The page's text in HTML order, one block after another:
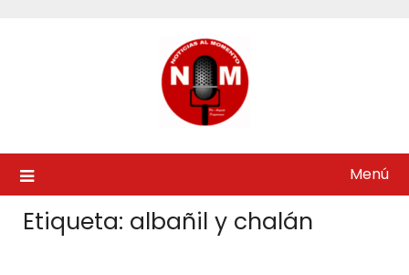
Menú
Etiqueta: albañil y chalán